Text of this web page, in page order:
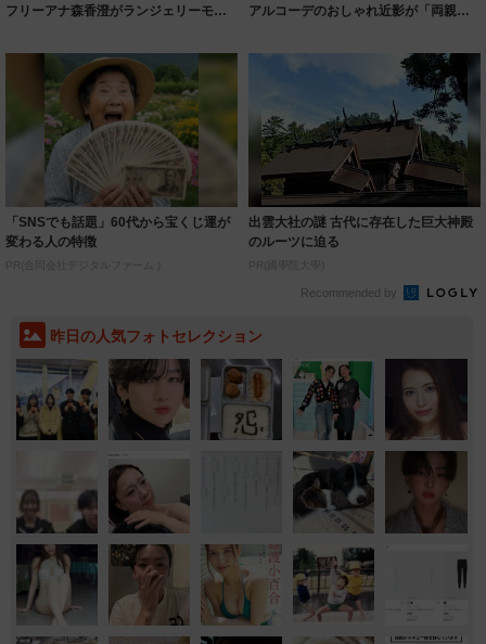
フリーアナ森香澄がランジェリーモデ
アルコーデのおしゃれ近影が「両親の
「SNSでも話題」60代から宝くじ運が
変わる人の特徴
PR(合同会社デジタルファーム )
出雲大社の謎 古代に存在した巨大神殿
のルーツに迫る
PR(國學院大學)
Recommended by
昨日の人気フォトセレクション